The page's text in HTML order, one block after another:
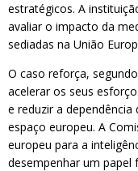
estratégicos. A
avaliar o impacto da
sediadas na União
O caso reforça,
acelerar os seus
e reduzir a
espaço europeu. A
europeu para a
desempenhar um papel